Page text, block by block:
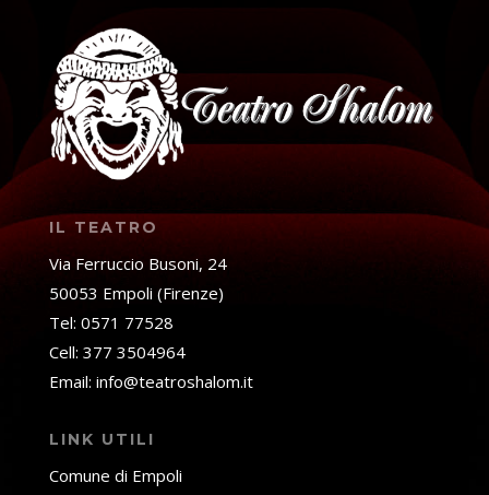
IL TEATRO
Via Ferruccio Busoni, 24
50053 Empoli (Firenze)
Tel: 0571 77528
Cell: 377 3504964
Email: info@teatroshalom.it
LINK UTILI
Comune di Empoli